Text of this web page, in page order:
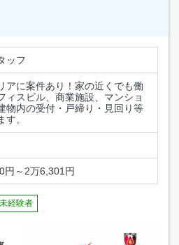
ッフ
アに案件あり！家の近くでも働
ィスビル、商業施設、マンショ
物内の受付・戸締り・見回り等
す。
円～2万6,301円
経験者